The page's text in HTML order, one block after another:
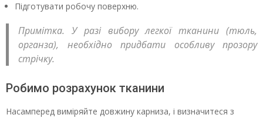
Підготувати робочу поверхню.
Примітка. У разі вибору легкої тканини (тюль,
органза), необхідно придбати особливу прозору
стрічку.
Робимо розрахунок тканини
Насамперед виміряйте довжину карниза, і визначитеся з